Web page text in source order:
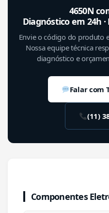
4650N
Diagnóstico em 24h
Envie o código do produto
Nossa equipe técnica
diagnóstico e
Falar com
(11)
Componentes